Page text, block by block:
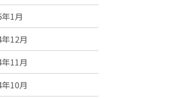
1月
12月
11月
10月